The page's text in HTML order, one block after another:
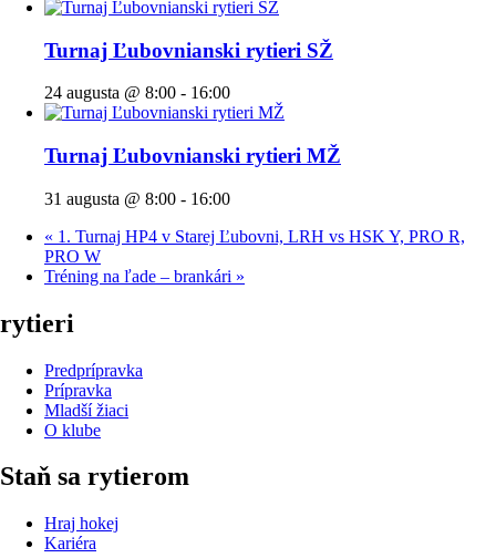
Turnaj Ľubovnianski rytieri SŽ
24 augusta @ 8:00 - 16:00
Turnaj Ľubovnianski rytieri MŽ
31 augusta @ 8:00 - 16:00
« 1. Turnaj HP4 v Starej Ľubovni, LRH vs HSK Y, PRO R,
PRO W
Tréning na ľade – brankári »
rytieri
Predprípravka
Prípravka
Mladší žiaci
O klube
Staň sa rytierom
Hraj hokej
Kariéra